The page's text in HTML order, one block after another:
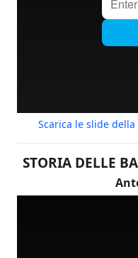
Scarica le slide
STORIA DELLE